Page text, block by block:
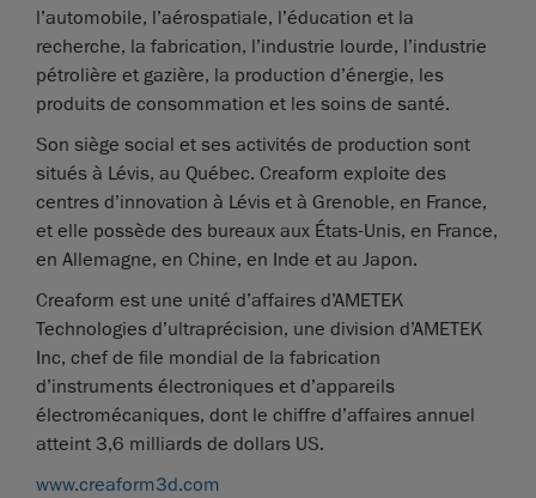
l’automobile, l’aérospatiale, l’éducation et la
recherche, la fabrication, l’industrie lourde, l’industrie
pétrolière et gazière, la production d’énergie, les
produits de consommation et les soins de santé.
Son siège social et ses activités de production sont
situés à Lévis, au Québec. Creaform exploite des
centres d’innovation à Lévis et à Grenoble, en France,
et elle possède des bureaux aux États-Unis, en France,
en Allemagne, en Chine, en Inde et au Japon.
Creaform est une unité d’affaires d’AMETEK
Technologies d’ultraprécision, une division d’AMETEK
Inc, chef de file mondial de la fabrication
d’instruments électroniques et d’appareils
électromécaniques, dont le chiffre d’affaires annuel
atteint 3,6 milliards de dollars US.
www.creaform3d.com